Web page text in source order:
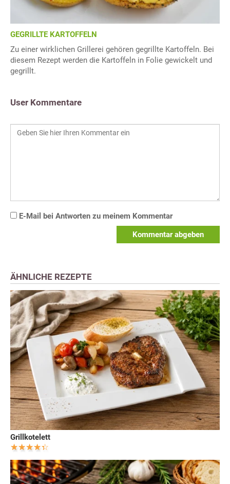
GEGRILLTE KARTOFFELN
Zu einer wirklichen Grillerei gehören gegrillte Kartoffeln. Bei
diesem Rezept werden die Kartoffeln in Folie gewickelt und
gegrillt.
User Kommentare
E-Mail bei Antworten zu meinem Kommentar
Kommentar abgeben
ÄHNLICHE REZEPTE
Grillkotelett